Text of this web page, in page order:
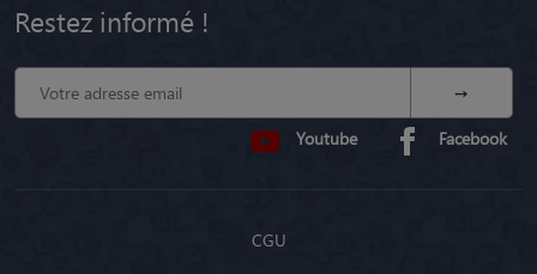
Restez informé !
Youtube Facebook
CGU